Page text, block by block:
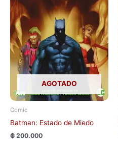
AGOTADO
Comic
Batman: Estado de Miedo
₲ 200.000